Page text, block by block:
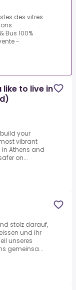
des vitres
Bus 100%
-
like to live in
your
vibrant
Athens and
on...
stolz darauf,
und ihr
unseres
gemeinsa...